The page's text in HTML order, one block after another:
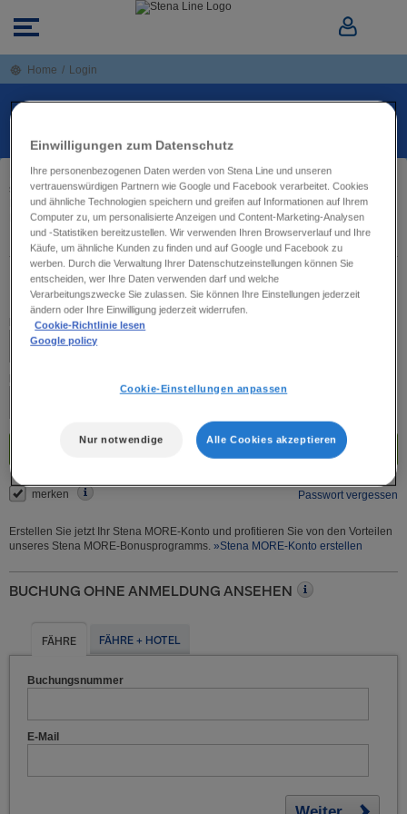
Home / Login
ANMELDEN ÜBER IHRE BUCHUNGSNUMMER
Melden Sie sich hier mit Ihrem Stena Line Kundenkonto an, um Ihre Buchung
schneller und bequemer abzuschließen.
Falls Sie bereits eine Reise gebucht haben, melden Sie sich hier an, um Ihre
Buchung anzusehen, zu bearbeiten oder um sie zu stornieren.
MIT PROFIL / STENA MORE KONTO ANMELDEN:
E-Mail
Login
merken Passwort vergessen
Erstellen Sie jetzt Ihr Stena MORE-Konto und profitieren Sie von den Vorteilen
unseres Stena MORE-Bonusprogramms. »Stena MORE-Konto erstellen
BUCHUNG OHNE ANMELDUNG ANSEHEN
FÄHRE FÄHRE + HOTEL
Buchungsnummer
E-Mail
Einwilligungen zum Datenschutz
Ihre personenbezogenen Daten werden von Stena Line und unseren
vertrauenswürdigen Partnern wie Google und Facebook verarbeitet. Cookies
und ähnliche Technologien speichern und greifen auf Informationen auf Ihrem
Computer zu, um personalisierte Anzeigen und Content-Marketing-Analysen
und -Statistiken bereitzustellen. Wir verwenden Ihren Browserverlauf und Ihre
Käufe, um ähnliche Kunden zu finden und auf Google und Facebook zu
werben. Durch die Verwaltung Ihrer Datenschutzeinstellungen können Sie
entscheiden, wer Ihre Daten verwenden darf und welche
Verarbeitungszwecke Sie zulassen. Sie können Ihre Einstellungen jederzeit
ändern oder Ihre Einwilligung jederzeit widerrufen.
Cookie-Richtlinie lesen
Google policy
Cookie-Einstellungen anpassen
Nur notwendige Alle Cookies akzeptieren